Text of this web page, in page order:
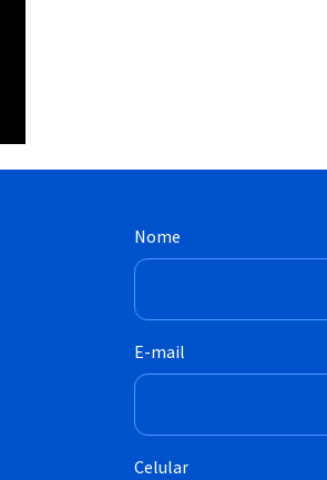
Nome
E-mail
Celular